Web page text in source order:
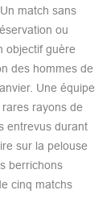
match sans
ou
objectif guère
des hommes de
Une équipe
rayons de
entrevus durant
sur la pelouse
berrichons
cinq matchs